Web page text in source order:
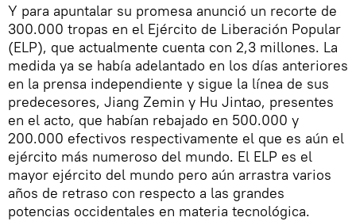
Y para apuntalar su promesa anunció un recorte de
300.000 tropas en el Ejército de Liberación Popular
(ELP), que actualmente cuenta con 2,3 millones. La
medida ya se había adelantado en los días anteriores
en la prensa independiente y sigue la línea de sus
predecesores, Jiang Zemin y Hu Jintao, presentes
en el acto, que habían rebajado en 500.000 y
200.000 efectivos respectivamente el que es aún el
ejército más numeroso del mundo. El ELP es el
mayor ejército del mundo pero aún arrastra varios
años de retraso con respecto a las grandes
potencias occidentales en materia tecnológica.